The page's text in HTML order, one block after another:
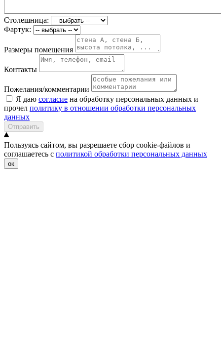
Столешница:
Фартук:
Размеры помещения
Контакты
Пожелания/комментарии
Я даю согласие на обработку персональных данных и
прочел политику в отношении обработки персональных
данных
Отправить
Пользуясь сайтом, вы разрешаете сбор cookie-файлов и
соглашаетесь с политикой обработки персональных данных
ок